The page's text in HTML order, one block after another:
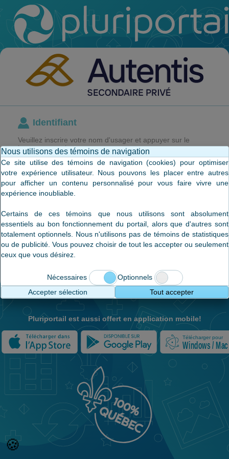
Identifiant
Veuillez inscrire votre nom d'usager et appuyer sur le
bouton poursuivre.
J'utilise un ordinateur privé
En continuant, vous acceptez lesConditions d'utilisation et
la politique de protection des renseignements personnels.
Poursuivre
M'inscrire Oubli du nom d'usager?
Pluriportail est aussi offert en application mobile!
Télécharger pour
Windows / Mac
Nous utilisons des témoins de navigation
Ce site utilise des témoins de navigation (cookies) pour optimiser
votre expérience utilisateur. Nous pouvons les placer entre autres
pour afficher un contenu personnalisé pour vous faire vivre une
expérience inoubliable.
Certains de ces témoins que nous utilisons sont absolument
essentiels au bon fonctionnement du portail, alors que d'autres sont
totalement optionnels. Nous n'utilisons pas de témoins de statistiques
ou de publicité. Vous pouvez choisir de tout les accepter ou seulement
ceux que vous désirez.
Nécessaires
Optionnels
Accepter sélection
Tout accepter
🍪